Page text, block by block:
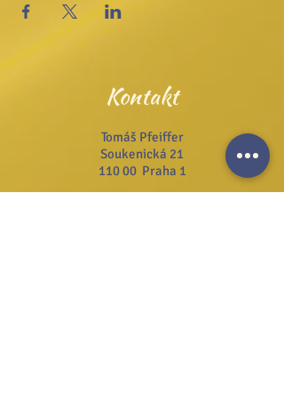
Kontakt
Tomáš Pfeiffer
Soukenická 21
110 00 Praha 1